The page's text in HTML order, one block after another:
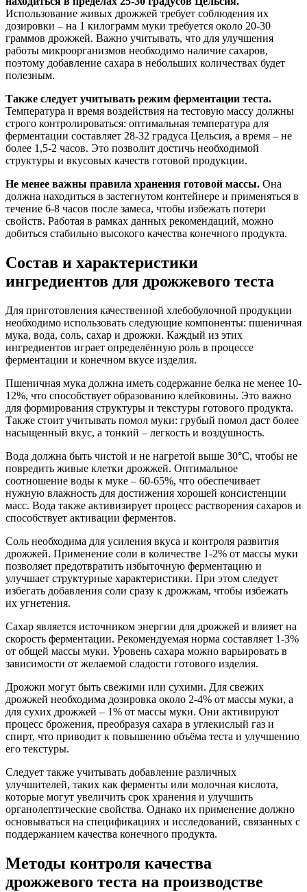
Использование живых дрожжей требует соблюдения их
дозировки – на 1 килограмм муки требуется около 20-30
граммов дрожжей. Важно учитывать, что для улучшения
работы микроорганизмов необходимо наличие сахаров,
поэтому добавление сахара в небольших количествах будет
полезным.
Также следует учитывать режим ферментации теста.
Температура и время воздействия на тестовую массу должны
строго контролироваться: оптимальная температура для
ферментации составляет 28-32 градуса Цельсия, а время – не
более 1,5-2 часов. Это позволит достичь необходимой
структуры и вкусовых качеств готовой продукции.
Не менее важны правила хранения готовой массы. Она
должна находиться в застегнутом контейнере и применяться в
течение 6-8 часов после замеса, чтобы избежать потери
свойств. Работая в рамках данных рекомендаций, можно
добиться стабильно высокого качества конечного продукта.
Состав и характеристики
ингредиентов для дрожжевого теста
Для приготовления качественной хлебобулочной продукции
необходимо использовать следующие компоненты: пшеничная
мука, вода, соль, сахар и дрожжи. Каждый из этих
ингредиентов играет определённую роль в процессе
ферментации и конечном вкусе изделия.
Пшеничная мука должна иметь содержание белка не менее 10-
12%, что способствует образованию клейковины. Это важно
для формирования структуры и текстуры готового продукта.
Также стоит учитывать помол муки: грубый помол даст более
насыщенный вкус, а тонкий – легкость и воздушность.
Вода должна быть чистой и не нагретой выше 30°C, чтобы не
повредить живые клетки дрожжей. Оптимальное
соотношение воды к муке – 60-65%, что обеспечивает
нужную влажность для достижения хорошей консистенции
масс. Вода также активизирует процесс растворения сахаров и
способствует активации ферментов.
Соль необходима для усиления вкуса и контроля развития
дрожжей. Применение соли в количестве 1-2% от массы муки
позволяет предотвратить избыточную ферментацию и
улучшает структурные характеристики. При этом следует
избегать добавления соли сразу к дрожжам, чтобы избежать
их угнетения.
Сахар является источником энергии для дрожжей и влияет на
скорость ферментации. Рекомендуемая норма составляет 1-3%
от общей массы муки. Уровень сахара можно варьировать в
зависимости от желаемой сладости готового изделия.
Дрожжи могут быть свежими или сухими. Для свежих
дрожжей необходима дозировка около 2-4% от массы муки, а
для сухих дрожжей – 1% от массы муки. Они активируют
процесс брожения, преобразуя сахара в углекислый газ и
спирт, что приводит к повышению объёма теста и улучшению
его текстуры.
Следует также учитывать добавление различных
улучшителей, таких как ферменты или молочная кислота,
которые могут увеличить срок хранения и улучшить
органолептические свойства. Однако их применение должно
основываться на спецификациях и исследований, связанных с
поддержанием качества конечного продукта.
Методы контроля качества
дрожжевого теста на производстве